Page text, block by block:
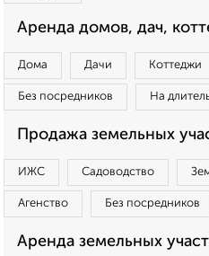
Аренда домов, дач,
Дома Дачи Коттеджи
Без посредников На
Продажа земельных
ИЖС Садоводство
Агенство Без посредников
Аренда земельных